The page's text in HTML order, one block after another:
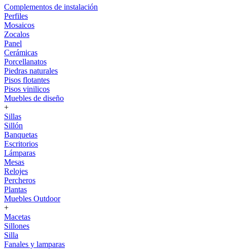
Complementos de instalación
Perfiles
Mosaicos
Zocalos
Panel
Cerámicas
Porcellanatos
Piedras naturales
Pisos flotantes
Pisos vinilicos
Muebles de diseño
+
Sillas
Sillón
Banquetas
Escritorios
Lámparas
Mesas
Relojes
Percheros
Plantas
Muebles Outdoor
+
Macetas
Sillones
Silla
Fanales y lamparas